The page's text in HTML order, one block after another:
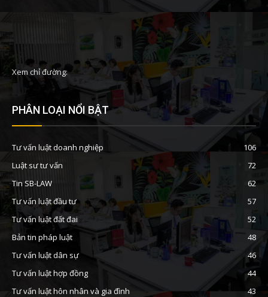
Xem chỉ đường:
PHÂN LOẠI NỔI BẬT
Tư vấn luật doanh nghiệp
106
Luật sư tư vấn
72
Tin SB-LAW
62
Tư vấn luật đầu tư
57
Tư vấn luật đất đai
52
Bản tin pháp luật
48
Tư vấn luật dân sự
46
Tư vấn luật hợp đồng
44
Tư vấn luật hôn nhân và gia đình
43